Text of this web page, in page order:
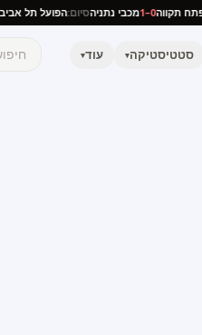
פתח תקווה0–1 מכבי נתניהסיום:הפועל תל
סטטיסטיקה▾ עוד▾